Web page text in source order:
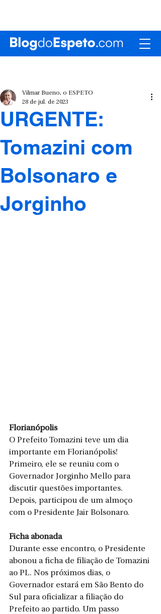
URGENTE:
Tomazini com
Bolsonaro e
Jorginho
Vilmar Bueno, o ESPETO
28 de jul. de 2023
Florianópolis
O Prefeito Tomazini teve um dia
importante em Florianópolis!
Primeiro, ele se reuniu com o
Governador Jorginho Mello para
discutir questões importantes.
Depois, participou de um almoço
com o Presidente Jair Bolsonaro.
Ficha abonada
Durante esse encontro, o Presidente
abonou a ficha de filiação de Tomazini
ao PL. Nos próximos dias, o
Governador estará em São Bento do
Sul para oficializar a filiação do
Prefeito ao partido. Um passo